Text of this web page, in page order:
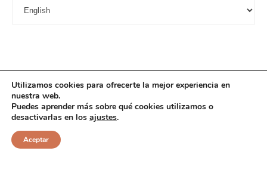
© 2025 Cuciniana. All rights reserved.
Utilizamos cookies para ofrecerte la mejor experiencia en
nuestra web.
Puedes aprender más sobre qué cookies utilizamos o
desactivarlas en los ajustes.
Aceptar